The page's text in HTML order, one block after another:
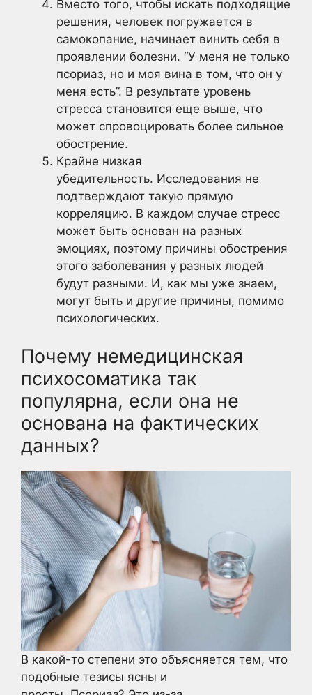
Вместо того, чтобы искать подходящие
решения, человек погружается в
самокопание, начинает винить себя в
проявлении болезни. “У меня не только
псориаз, но и моя вина в том, что он у
меня есть”. В результате уровень
стресса становится еще выше, что
может спровоцировать более сильное
обострение.
Крайне низкая
убедительность. Исследования не
подтверждают такую прямую
корреляцию. В каждом случае стресс
может быть основан на разных
эмоциях, поэтому причины обострения
этого заболевания у разных людей
будут разными. И, как мы уже знаем,
могут быть и другие причины, помимо
психологических.
Почему немедицинская
психосоматика так
популярна, если она не
основана на фактических
данных?
В какой-то степени это объясняется тем, что
подобные тезисы ясны и